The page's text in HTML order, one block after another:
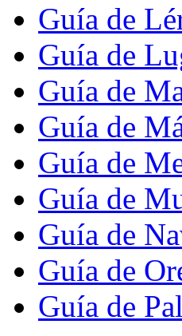
Guía de
Guía de
Guía de
Guía de
Guía de
Guía de
Guía de
Guía de
Guía de